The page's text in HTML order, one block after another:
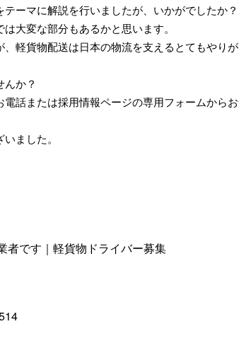
ーマに解説を行いましたが、いかがでしたか？
大変な部分もあるかと思います。
軽貨物配送は日本の物流を支えるとてもやり
か？
話または採用情報ページの専用フォームから
ました。
者です｜軽貨物ドライバー募集